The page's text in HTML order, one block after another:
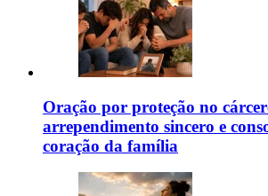
Oração por proteção no
arrependimento sincero e
coração da família